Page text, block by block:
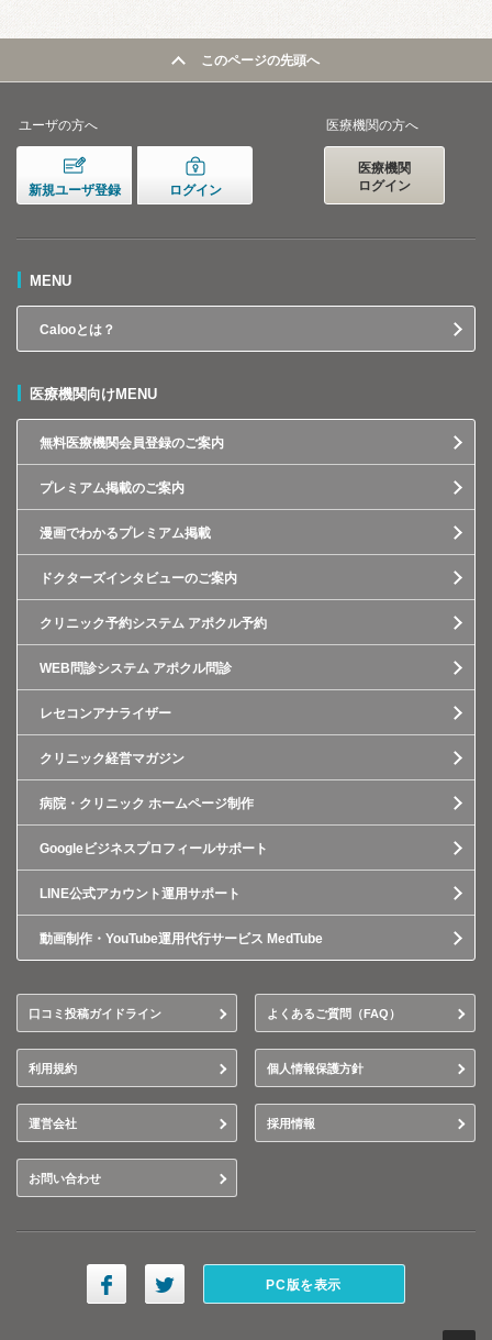
このページの先頭へ
ユーザの方へ
新規ユーザ登録 ログイン
医療機関の方へ
医療機関
ログイン
MENU
Calooとは？
医療機関向けMENU
無料医療機関会員登録のご案内
プレミアム掲載のご案内
漫画でわかるプレミアム掲載
ドクターズインタビューのご案内
クリニック予約システム アポクル予約
WEB問診システム アポクル問診
レセコンアナライザー
クリニック経営マガジン
病院・クリニック ホームページ制作
Googleビジネスプロフィールサポート
LINE公式アカウント運用サポート
動画制作・YouTube運用代行サービス MedTube
口コミ投稿ガイドライン よくあるご質問（FAQ）
利用規約 個人情報保護方針
運営会社 採用情報
お問い合わせ
PC版を表示